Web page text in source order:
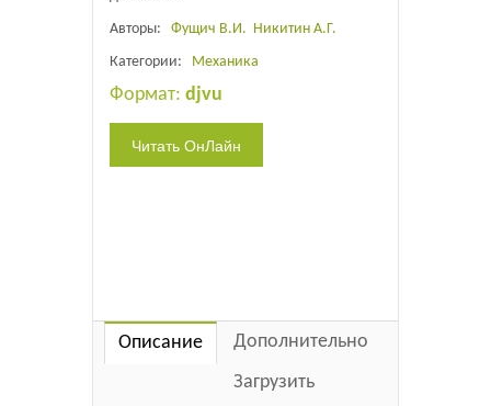
Авторы: Фущич В.И. Никитин А.Г.
Категории: Механика
Формат: djvu
Описание
Дополнительно
Загрузить